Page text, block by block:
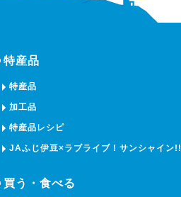
特産品
特産品
加工品
特産品レシピ
JAふじ伊豆×ラブライブ！サンシャイン!!
買う・食べる